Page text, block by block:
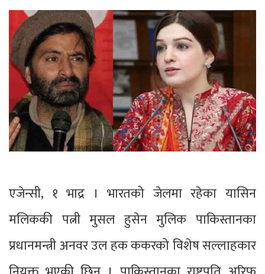
एजेन्सी, १ भाद्र । भारतको जेलमा रहेका यासिन
मलिककी पत्नी मुसल हुसेन मुलिक पाकिस्तानका
प्रधानमन्त्री अनवर उल हक ककरको विशेष सल्लाहकार